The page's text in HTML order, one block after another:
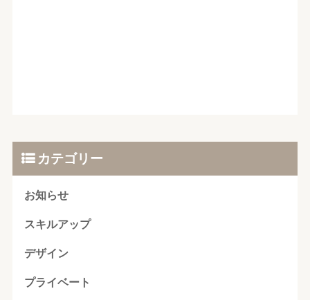
カテゴリー
お知らせ
スキルアップ
デザイン
プライベート